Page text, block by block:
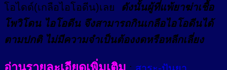
โอไดด์(เกลือไอโอดีน)เลย ดังนั้นผู้ที่แพ้ยาฆ่าเชื้อ
โพวิโดน ไอโอดีน จึงสามารถกินเกลือไอโอดีนได้
ตามปกติ ไม่มีความจำเป็นต้องงดหรือหลีกเลี่ยง